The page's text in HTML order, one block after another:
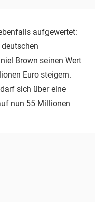
aufgewertet:
Brown seinen Wert
Euro steigern.
sich über eine
nun 55 Millionen